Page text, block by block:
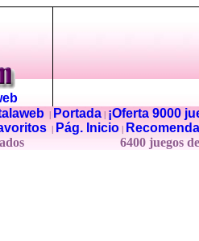
| Portada|
¡Oferta 9000
Pág. Inicio
6400 juegos